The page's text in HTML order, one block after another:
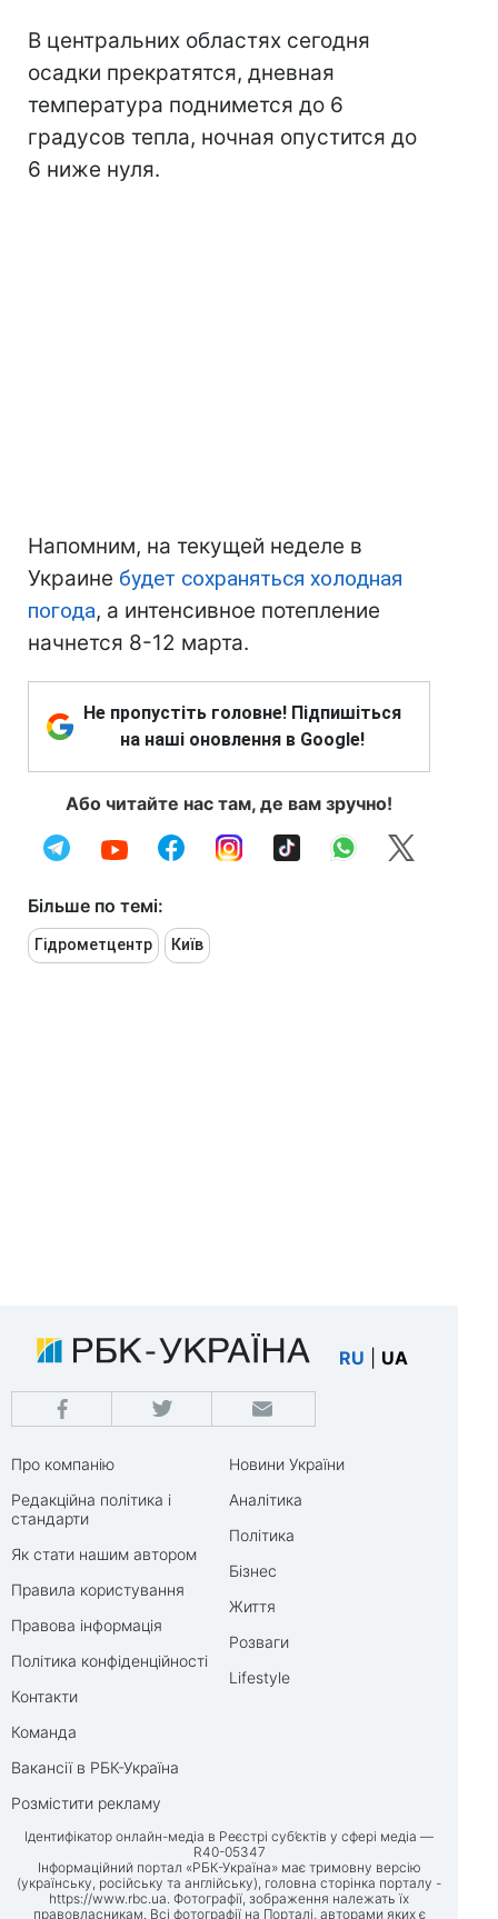
В центральних областях сегодня
осадки прекратятся, дневная
температура поднимется до 6
градусов тепла, ночная опустится до
6 ниже нуля.
Напомним, на текущей неделе в
Украине будет сохраняться холодная
погода, а интенсивное потепление
начнется 8-12 марта.
Не пропустіть головне! Підпишіться
на наші оновлення в Google!
Або читайте нас там, де вам зручно!
Більше по темі:
Гідрометцентр Київ
RU UA
Про компанію
Редакційна політика і
стандарти
Як стати нашим автором
Правила користування
Правова інформація
Політика конфіденційності
Контакти
Команда
Вакансії в РБК-Україна
Розмістити рекламу
Новини України
Аналітика
Політика
Бізнес
Життя
Розваги
Lifestyle
Ідентифікатор онлайн-медіа в Реєстрі суб’єктів у сфері медіа —
R40-05347
Інформаційний портал «РБК-Україна» має тримовну версію
(українську, російську та англійську), головна сторінка порталу -
https://www.rbc.ua. Фотографії, зображення належать їх
правовласникам. Всі фотографії на Порталі, авторами яких є